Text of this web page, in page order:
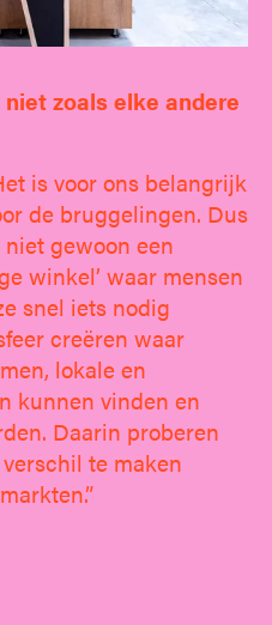
zoals elke andere
is voor ons belangrijk
de bruggelingen. Dus
gewoon een
winkel’ waar mensen
snel iets nodig
creëren waar
lokale en
kunnen vinden en
Daarin proberen
te maken